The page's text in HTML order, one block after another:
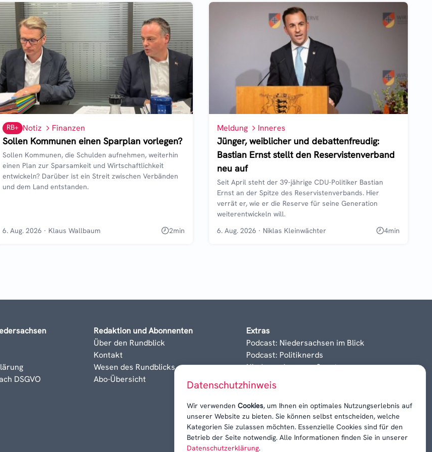
RB+ Notiz Finanzen
Sollen Kommunen einen Sparplan vorlegen?
Sollen Kommunen, die Schulden aufnehmen, weiterhin
einen Plan zur Sparsamkeit und Wirtschaftlichkeit
entwickeln? Darüber ist ein Streit zwischen Verbänden
und dem Land entstanden.
6. Aug. 2026 · Klaus Wallbaum 2min
Meldung Inneres
Jünger, weiblicher und debattenfreudig:
Bastian Ernst stellt den Reservistenverband
neu auf
Seit April steht der 39-jährige CDU-Politiker Bastian
Ernst an der Spitze des Reservistenverbands. Hier
verrät er, wie er die Reserve für seine Generation
weiterentwickeln will.
6. Aug. 2026 · Niklas Kleinwächter 4min
Datenschutzhinweis
Wir verwenden Cookies, um Ihnen ein optimales Nutzungserlebnis auf
unserer Website zu bieten. Sie können selbst entscheiden, welche
Kategorien Sie zulassen möchten. Essenzielle Cookies sind für den
Betrieb der Seite notwendig. Alle Informationen finden Sie in unserer
Datenschutzerklärung.
DSGVO
Redaktion und Abonnenten
Über den Rundblick
Kontakt
Wesen des Rundblicks
Abo-Übersicht
Extras
Podcast: Niedersachsen im Blick
Podcast: Politiknerds
Niedersachsen am Sonntag
Karrieren, Krisen & Kontroversen